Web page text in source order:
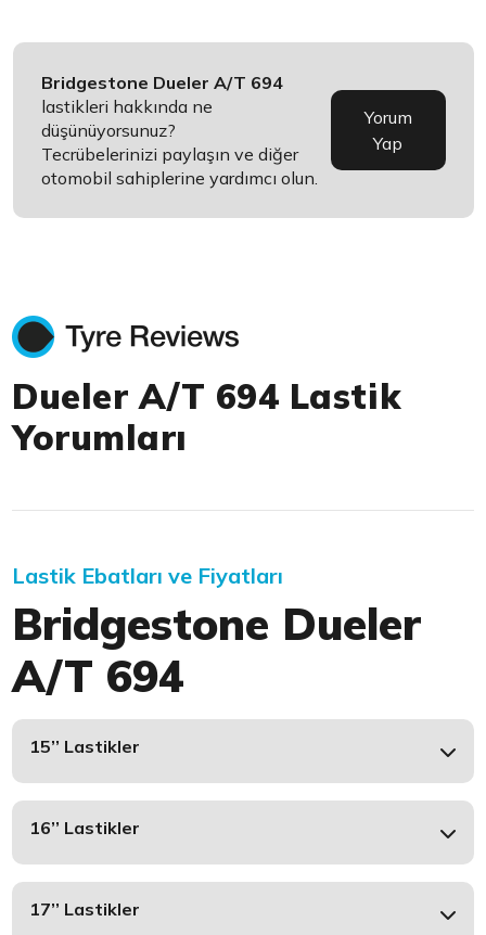
Bridgestone Dueler A/T 694
lastikleri hakkında ne
düşünüyorsunuz?
Tecrübelerinizi paylaşın ve diğer
otomobil sahiplerine yardımcı olun.
Yorum
Yap
Dueler A/T 694 Lastik
Yorumları
Lastik Ebatları ve Fiyatları
Bridgestone Dueler
A/T 694
15’’ Lastikler
16’’ Lastikler
17’’ Lastikler